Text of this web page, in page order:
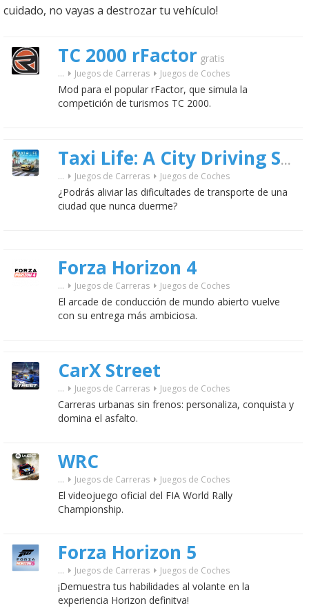
cuidado, no vayas a destrozar tu vehículo!
TC 2000 rFactor gratis
... Juegos de Carreras Juegos de Coches
Mod para el popular rFactor, que simula la
competición de turismos TC 2000.
Taxi Life: A City Driving Simulator
... Juegos de Carreras Juegos de Coches
¿Podrás aliviar las dificultades de transporte de una
ciudad que nunca duerme?
Forza Horizon 4
... Juegos de Carreras Juegos de Coches
El arcade de conducción de mundo abierto vuelve
con su entrega más ambiciosa.
CarX Street
... Juegos de Carreras Juegos de Coches
Carreras urbanas sin frenos: personaliza, conquista y
domina el asfalto.
WRC
... Juegos de Carreras Juegos de Coches
El videojuego oficial del FIA World Rally
Championship.
Forza Horizon 5
... Juegos de Carreras Juegos de Coches
¡Demuestra tus habilidades al volante en la
experiencia Horizon definitva!